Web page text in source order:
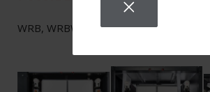
WRB, WRBW